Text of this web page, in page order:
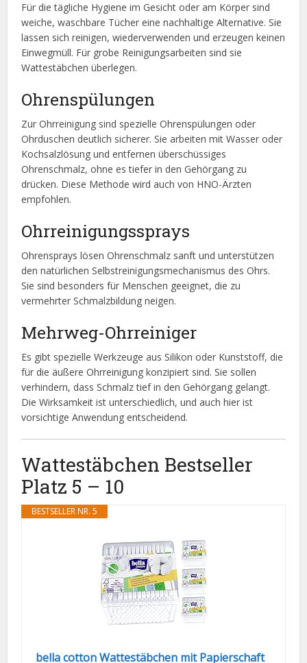
Für die tägliche Hygiene im Gesicht oder am Körper sind
weiche, waschbare Tücher eine nachhaltige Alternative. Sie
lassen sich reinigen, wiederverwenden und erzeugen keinen
Einwegmüll. Für grobe Reinigungsarbeiten sind sie
Wattestäbchen überlegen.
Ohrenspülungen
Zur Ohrreinigung sind spezielle Ohrenspülungen oder
Ohrduschen deutlich sicherer. Sie arbeiten mit Wasser oder
Kochsalzlösung und entfernen überschüssiges
Ohrenschmalz, ohne es tiefer in den Gehörgang zu
drücken. Diese Methode wird auch von HNO-Ärzten
empfohlen.
Ohrreinigungssprays
Ohrensprays lösen Ohrenschmalz sanft und unterstützen
den natürlichen Selbstreinigungsmechanismus des Ohrs.
Sie sind besonders für Menschen geeignet, die zu
vermehrter Schmalzbildung neigen.
Mehrweg-Ohrreiniger
Es gibt spezielle Werkzeuge aus Silikon oder Kunststoff, die
für die äußere Ohrreinigung konzipiert sind. Sie sollen
verhindern, dass Schmalz tief in den Gehörgang gelangt.
Die Wirksamkeit ist unterschiedlich, und auch hier ist
vorsichtige Anwendung entscheidend.
Wattestäbchen Bestseller
Platz 5 – 10
BESTSELLER NR. 5
bella cotton Wattestäbchen mit Papierschaft